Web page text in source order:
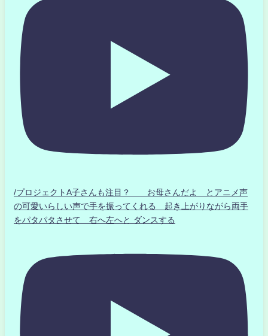
/プロジェクトA子さんも注目？ お母さんだよ とアニメ声
の可愛いらしい声で手を振ってくれる 起き上がりながら両手
をパタパタさせて 右へ左へと ダンスする